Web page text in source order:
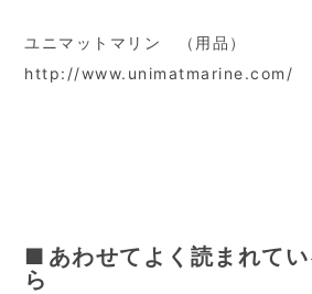
ユニマットマリン （用品）
http://www.unimatmarine.com/
あわせてよく読まれて
ら